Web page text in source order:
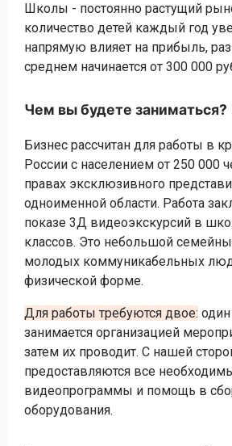
Школы - постоянно растущий
количество детей каждый год
напрямую влияет на прибыль,
среднем начинается от 300 000
Чем вы будете заниматься?
Бизнес рассчитан для работы в
России с населением от 250 000
правах эксклюзивного
одноименной области. Работа
показе 3Д видеоэкскурсий в
классов. Это небольшой
молодых коммуникабельных
физической форме.
Для работы требуются двое:
занимается организацией
затем их проводит. С нашей
предоставляются все
видеопрограммы и помощь в
оборудования.